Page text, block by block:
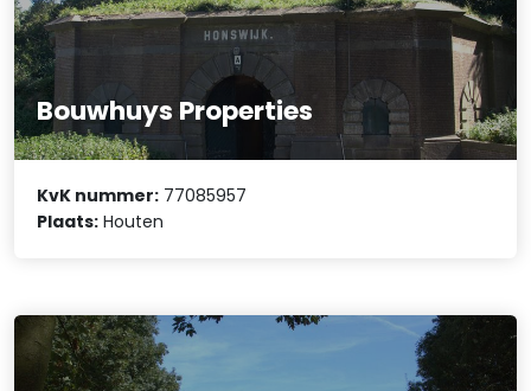
Bouwhuys Properties
KvK nummer: 77085957
Plaats: Houten